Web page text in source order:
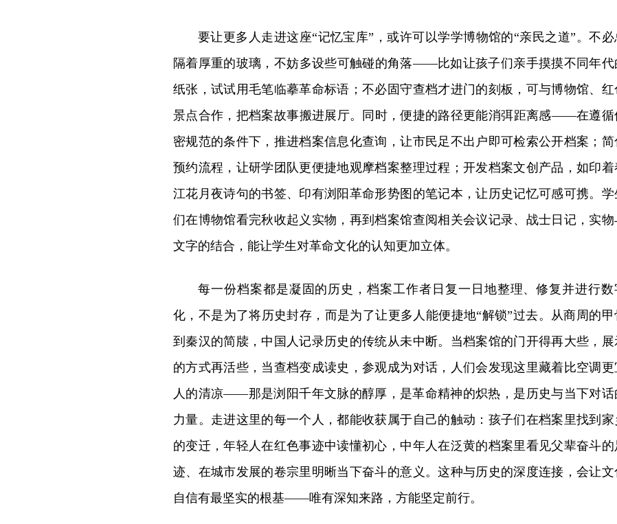
要让更多人走进这座“记忆宝库”，或许可以学学博物馆的“亲民之道”。不必
隔着厚重的玻璃，不妨多设些可触碰的角落——比如让孩子们亲手摸摸不同年代
纸张，试试用毛笔临摹革命标语；不必固守查档才进门的刻板，可与博物馆、红
景点合作，把档案故事搬进展厅。同时，便捷的路径更能消弭距离感——在遵循
密规范的条件下，推进档案信息化查询，让市民足不出户即可检索公开档案；简
预约流程，让研学团队更便捷地观摩档案整理过程；开发档案文创产品，如印着
江花月夜诗句的书签、印有浏阳革命形势图的笔记本，让历史记忆可感可携。学
们在博物馆看完秋收起义实物，再到档案馆查阅相关会议记录、战士日记，实物
文字的结合，能让学生对革命文化的认知更加立体。
每一份档案都是凝固的历史，档案工作者日复一日地整理、修复并进行数
化，不是为了将历史封存，而是为了让更多人能便捷地“解锁”过去。从商周的甲
到秦汉的简牍，中国人记录历史的传统从未中断。当档案馆的门开得再大些，展
的方式再活些，当查档变成读史，参观成为对话，人们会发现这里藏着比空调更
人的清凉——那是浏阳千年文脉的醇厚，是革命精神的炽热，是历史与当下对话
力量。走进这里的每一个人，都能收获属于自己的触动：孩子们在档案里找到家
的变迁，年轻人在红色事迹中读懂初心，中年人在泛黄的档案里看见父辈奋斗的
迹、在城市发展的卷宗里明晰当下奋斗的意义。这种与历史的深度连接，会让文
自信有最坚实的根基——唯有深知来路，方能坚定前行。